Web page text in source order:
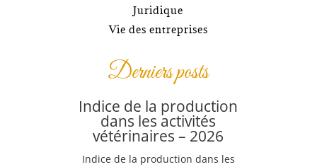
Juridique
Vie des entreprises
Derniers posts
Indice de la production
dans les activités
vétérinaires – 2026
Indice de la production dans les